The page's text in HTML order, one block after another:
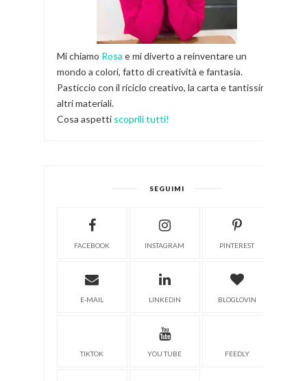
Mi chiamo Rosa e mi diverto a reinventare un
mondo a colori, fatto di creatività e fantasia.
Pasticcio con il riciclo creativo, la carta e tantissimi
altri materiali.
Cosa aspetti scoprili tutti!
SEGUIMI
FACEBOOK INSTAGRAM PINTEREST
E-MAIL LINKEDIN BLOGLOVIN
TIKTOK YOU TUBE FEEDLY